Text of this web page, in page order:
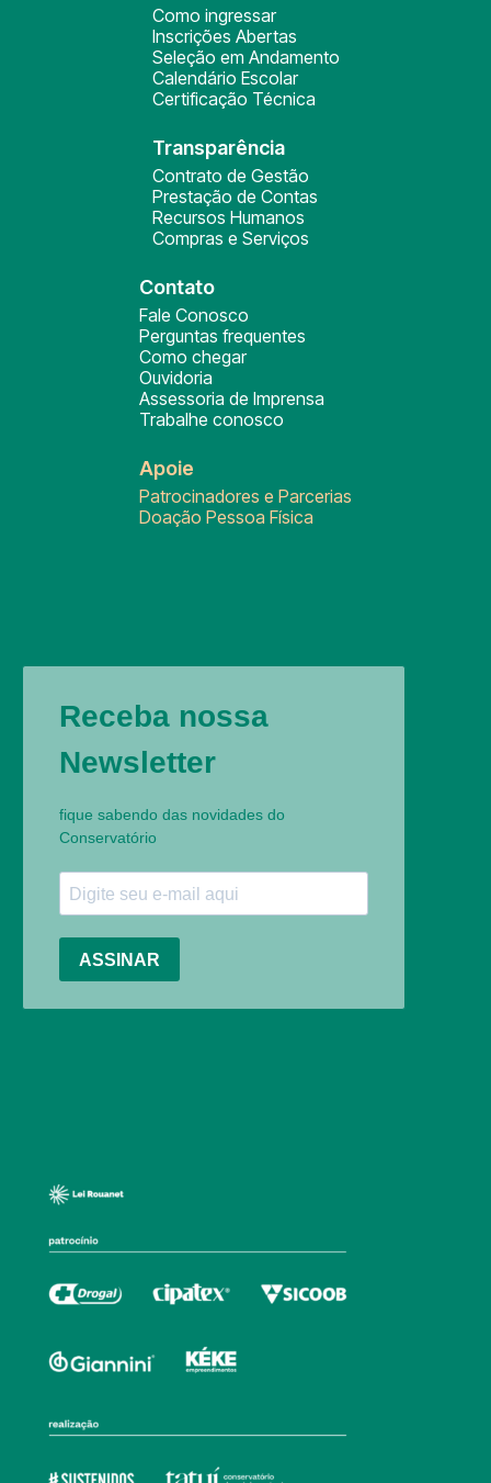
Como ingressar
Inscrições Abertas
Seleção em Andamento
Calendário Escolar
Certificação Técnica
Transparência
Contrato de Gestão
Prestação de Contas
Recursos Humanos
Compras e Serviços
Contato
Fale Conosco
Perguntas frequentes
Como chegar
Ouvidoria
Assessoria de Imprensa
Trabalhe conosco
Apoie
Patrocinadores e Parcerias
Doação Pessoa Física